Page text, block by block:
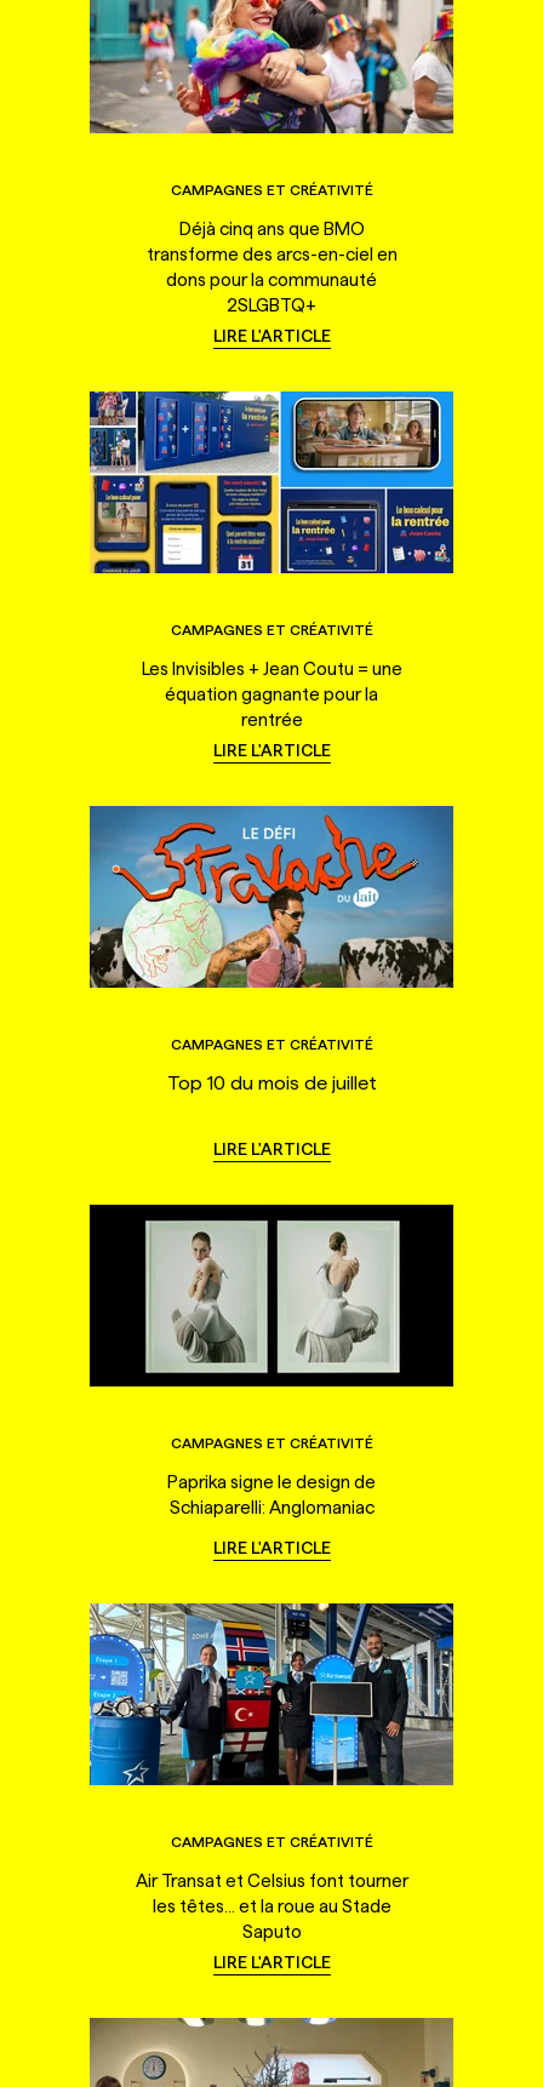
CAMPAGNES ET CRÉATIVITÉ
Déjà cinq ans que BMO
transforme des arcs-en-ciel en
dons pour la communauté
2SLGBTQ+
LIRE L'ARTICLE
CAMPAGNES ET CRÉATIVITÉ
Les Invisibles + Jean Coutu = une
équation gagnante pour la
rentrée
LIRE L'ARTICLE
CAMPAGNES ET CRÉATIVITÉ
Top 10 du mois de juillet
LIRE L'ARTICLE
CAMPAGNES ET CRÉATIVITÉ
Paprika signe le design de
Schiaparelli: Anglomaniac
LIRE L'ARTICLE
CAMPAGNES ET CRÉATIVITÉ
Air Transat et Celsius font tourner
les têtes... et la roue au Stade
Saputo
LIRE L'ARTICLE